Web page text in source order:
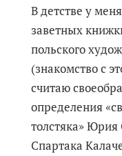
В детстве у
заветных
польского
(знакомство с
считаю
определения
толстяка»
Спартака